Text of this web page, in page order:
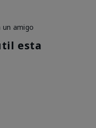
un amigo
esta